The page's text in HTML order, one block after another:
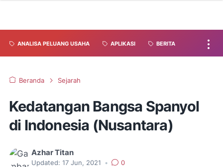
ANALISA PELUANG USAHA APLIKASI BERITA
Beranda Sejarah
Kedatangan Bangsa Spanyol
di Indonesia (Nusantara)
Azhar Titan
Updated: 17 Jun, 2021 •
0